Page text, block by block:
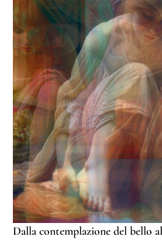
Dalla contemplazione del bello